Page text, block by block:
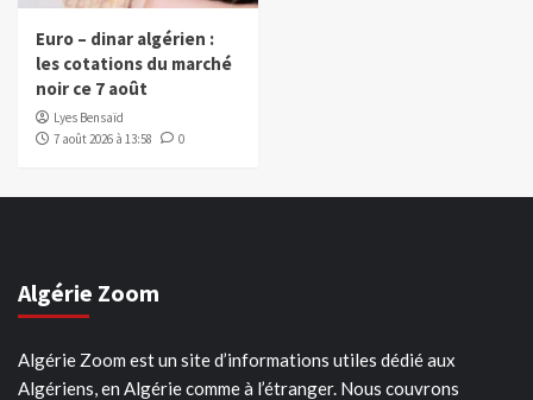
Euro – dinar algérien :
les cotations du marché
noir ce 7 août
Lyes Bensaïd
7 août 2026 à 13:58
0
Algérie Zoom
Algérie Zoom est un site d’informations utiles dédié aux
Algériens, en Algérie comme à l’étranger. Nous couvrons